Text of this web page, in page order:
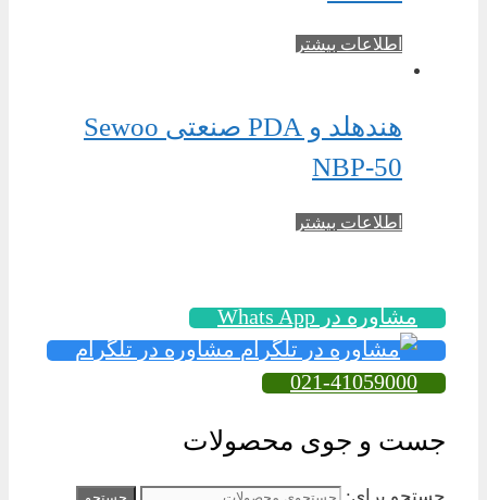
اطلاعات بیشتر
هندهلد و PDA صنعتی Sewoo
NBP-50
اطلاعات بیشتر
مشاوره در Whats App
مشاوره در تلگرام
021-41059000
جست و جوی محصولات